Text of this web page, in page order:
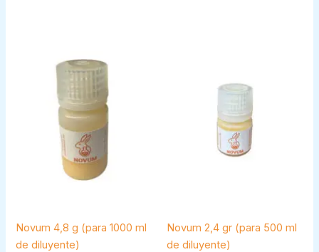
Novum 4,8 g (para 1000 ml
de diluyente)
Novum 2,4 gr (para 500 ml
de diluyente)